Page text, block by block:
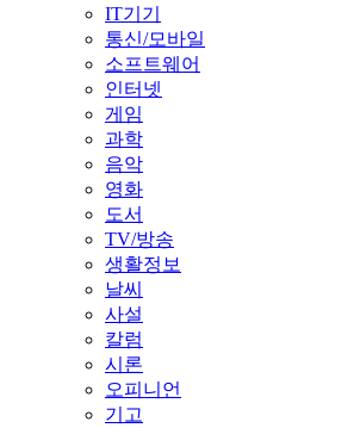
IT기기
통신/모바일
소프트웨어
인터넷
게임
과학
음악
영화
도서
TV/방송
생활정보
날씨
사설
칼럼
시론
오피니언
기고